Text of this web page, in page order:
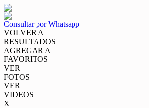
Consultar por Whatsapp
VOLVER A
RESULTADOS
AGREGAR A
FAVORITOS
VER
FOTOS
VER
VIDEOS
X